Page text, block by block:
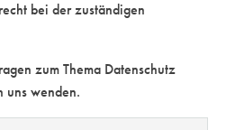
bei der zuständigen
zum Thema Datenschutz
uns wenden.